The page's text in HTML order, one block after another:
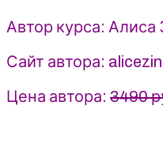
Автор курса: Алиса
Сайт автора:
Цена автора: 3490